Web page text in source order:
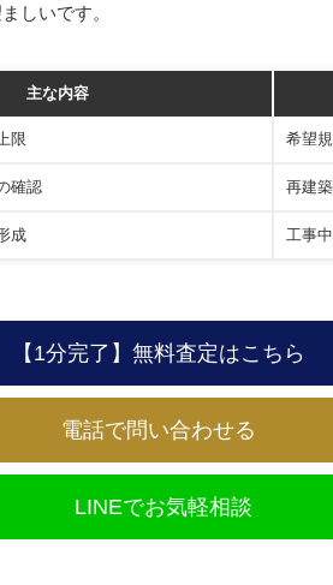
しいです。
主な内容
限 希望
確認 再建
成 工事
【1分完了】無料査定はこちら
電話で問い合わせる
LINEでお気軽相談